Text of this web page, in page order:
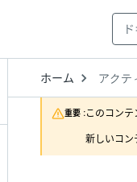
ホーム Open
to
choose
product
アクテ
重要 :このコン
新しいコン